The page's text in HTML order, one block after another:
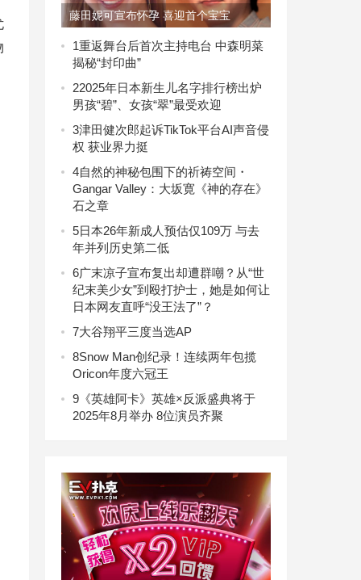
藤田妮可宣布怀孕 喜迎首个宝宝
1重返舞台后首次主持电台 中森明菜
揭秘“封印曲”
22025年日本新生儿名字排行榜出炉
男孩“碧”、女孩“翠”最受欢迎
3津田健次郎起诉TikTok平台AI声音侵
权 获业界力挺
4自然的神秘包围下的祈祷空间・
Gangar Valley：大坂寛《神的存在》
石之章
5日本26年新成人预估仅109万 与去
年并列历史第二低
6广末凉子宣布复出却遭群嘲？从“世
纪末美少女”到殴打护士，她是如何让
日本网友直呼“没王法了”？
7大谷翔平三度当选AP
8Snow Man创纪录！连续两年包揽
Oricon年度六冠王
9 《英雄阿卡》英雄×反派盛典将于
2025年8月举办 8位演员齐聚